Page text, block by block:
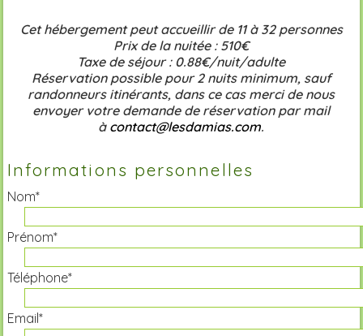
Cet hébergement peut accueillir de 11 à 32 personnes
Prix de la nuitée : 510€
Taxe de séjour : 0.88€/nuit/adulte
Réservation possible pour 2 nuits minimum, sauf
randonneurs itinérants, dans ce cas merci de nous
envoyer votre demande de réservation par mail
à contact@lesdamias.com.
Informations personnelles
Nom*
Prénom*
Téléphone*
Email*